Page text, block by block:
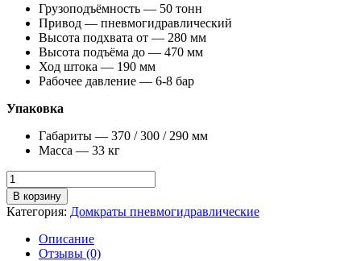
Грузоподъёмность — 50 тонн
Привод — пневмогидравлический
Высота подхвата от — 280 мм
Высота подъёма до — 470 мм
Ход штока — 190 мм
Рабочее давление — 6-8 бар
Упаковка
Габариты — 370 / 300 / 290 мм
Масса — 33 кг
Количество
товара
ES1600-
4
Домкрат
грузовой
В корзину
Категория: Домкраты пневмогидравлические
Описание
Отзывы (0)